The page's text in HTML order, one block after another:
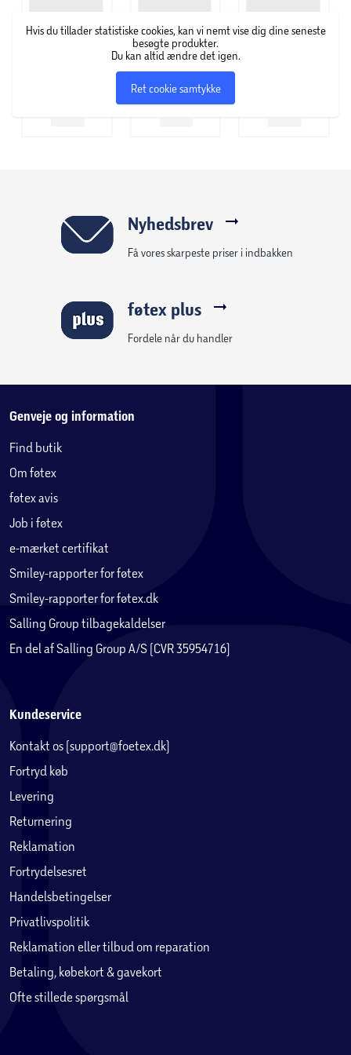
Hvis du tillader statistiske cookies, kan vi nemt vise dig dine seneste
besøgte produkter.
Du kan altid ændre det igen.
Ret cookie samtykke
Nyhedsbrev
Få vores skarpeste priser i indbakken
føtex plus
Fordele når du handler
Genveje og information
Find butik
Om føtex
føtex avis
Job i føtex
e-mærket certifikat
Smiley-rapporter for føtex
Smiley-rapporter for føtex.dk
Salling Group tilbagekaldelser
En del af Salling Group A/S (CVR 35954716)
Kundeservice
Kontakt os (support@foetex.dk)
Fortryd køb
Levering
Returnering
Reklamation
Fortrydelsesret
Handelsbetingelser
Privatlivspolitik
Reklamation eller tilbud om reparation
Betaling, købekort & gavekort
Ofte stillede spørgsmål